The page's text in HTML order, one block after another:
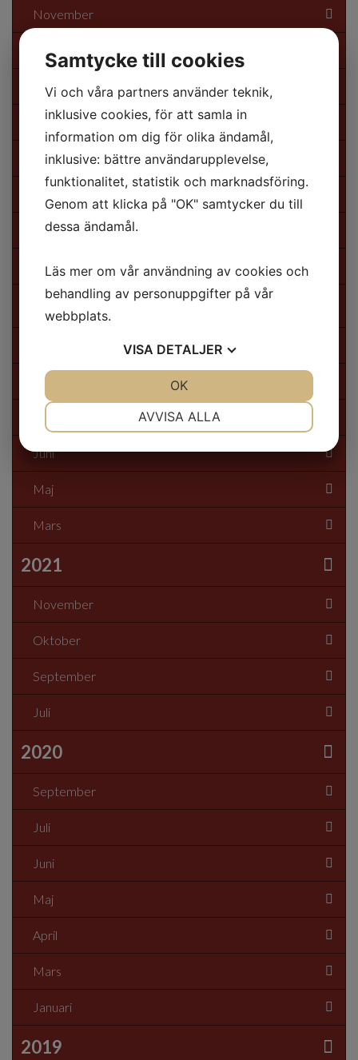
November
September
Augusti
Juli
Juni
April
Mars
2022
Oktober
Juni
Maj
Mars
2021
November
Oktober
September
Juli
2020
September
Juli
Juni
Maj
April
Mars
Januari
2019
Samtycke till cookies
Vi och våra partners använder teknik,
inklusive cookies, för att samla in
information om dig för olika ändamål,
inklusive: bättre användarupplevelse,
funktionalitet, statistik och marknadsföring.
Genom att klicka på "OK" samtycker du till
dessa ändamål.
Läs mer om vår användning av cookies och
behandling av personuppgifter på vår
webbplats.
VISA DETALJER
AVVISA ALLA
OK